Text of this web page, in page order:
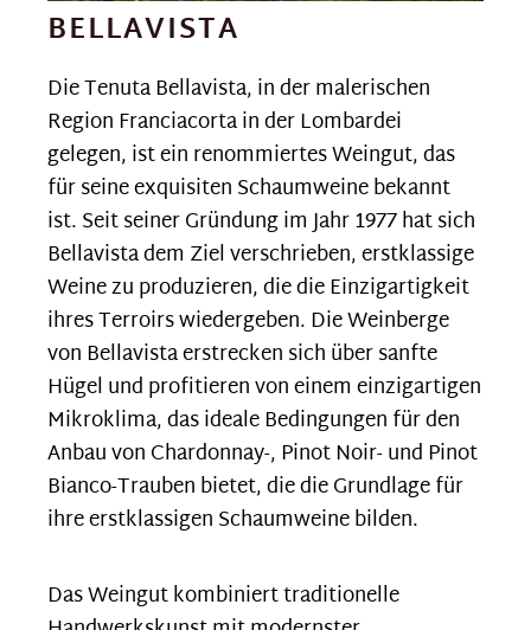
BELLAVISTA
Die Tenuta Bellavista, in der malerischen
Region Franciacorta in der Lombardei
gelegen, ist ein renommiertes Weingut, das
für seine exquisiten Schaumweine bekannt
ist. Seit seiner Gründung im Jahr 1977 hat sich
Bellavista dem Ziel verschrieben, erstklassige
Weine zu produzieren, die die Einzigartigkeit
ihres Terroirs wiedergeben. Die Weinberge
von Bellavista erstrecken sich über sanfte
Hügel und profitieren von einem einzigartigen
Mikroklima, das ideale Bedingungen für den
Anbau von Chardonnay-, Pinot Noir- und Pinot
Bianco-Trauben bietet, die die Grundlage für
ihre erstklassigen Schaumweine bilden.
Das Weingut kombiniert traditionelle